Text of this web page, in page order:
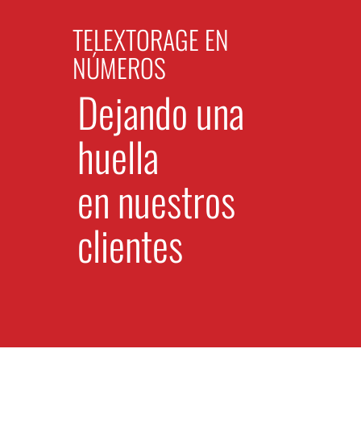
TELEXTORAGE EN
NÚMEROS
Dejando una
huella
en nuestros
clientes